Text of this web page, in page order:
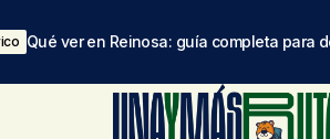
Qué ver en Reinosa: guía completa para